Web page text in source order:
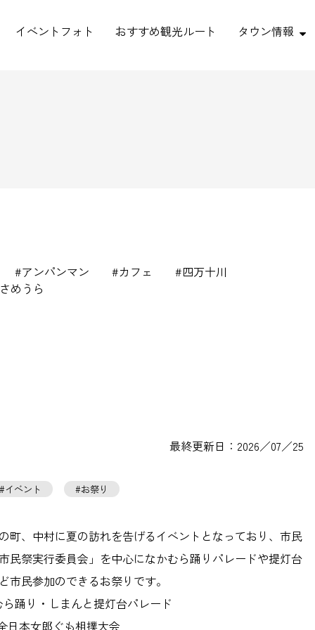
イベントフォト おすすめ観光ルート タウン情報
アンパンマン カフェ
四万十川
さめうら
最終更新日：2026／07／25
イベント お祭り
町、中村に夏の訪れを告げるイベントとなっており、市民
民祭実行委員会」を中心になかむら踊りパレードや提灯台
市民参加のできるお祭りです。
踊り・しまんと提灯台パレード
日本女郎ぐも相撲大会